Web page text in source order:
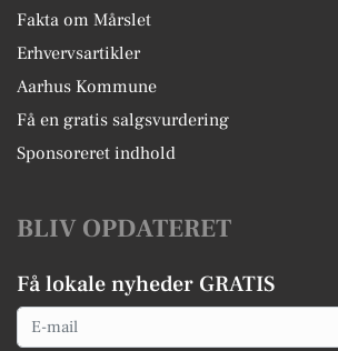
Fakta om Mårslet
Erhvervsartikler
Aarhus Kommune
Få en gratis salgsvurdering
Sponsoreret indhold
BLIV OPDATERET
Få lokale nyheder GRATIS
Email